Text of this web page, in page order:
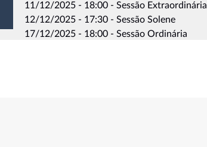
11/12/2025 - 18:00 - Sessão Extraordinária
12/12/2025 - 17:30 - Sessão Solene
17/12/2025 - 18:00 - Sessão Ordinária